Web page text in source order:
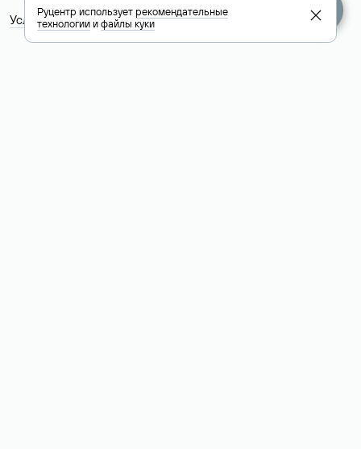
Условия использования Whois-сервиса
Руцентр используетрекомендательные
технологииифайлы куки